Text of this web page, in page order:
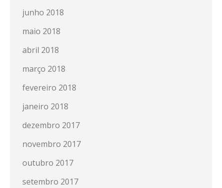
junho 2018
maio 2018
abril 2018
março 2018
fevereiro 2018
janeiro 2018
dezembro 2017
novembro 2017
outubro 2017
setembro 2017